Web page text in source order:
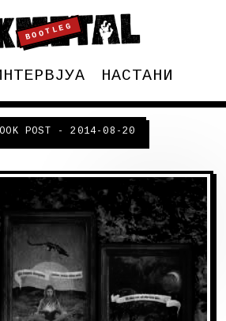
BOOTLEG
НАСТАНИ
POST - 2014-08-20